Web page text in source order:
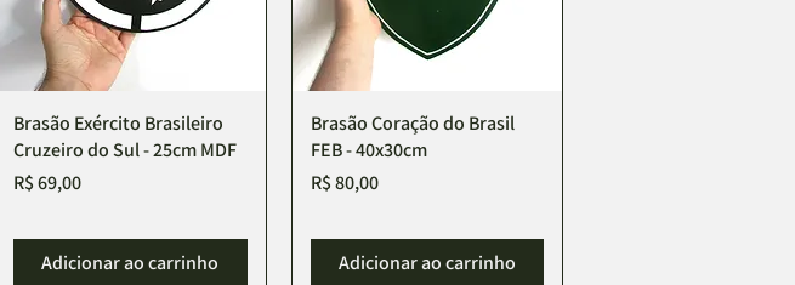
Visualização rápida
Brasão Exército Brasileiro
Cruzeiro do Sul - 25cm MDF
Preço
R$ 69,00
Adicionar ao carrinho
Visualização rápida
Brasão Coração do Brasil
FEB - 40x30cm
Preço
R$ 80,00
Adicionar ao carrinho